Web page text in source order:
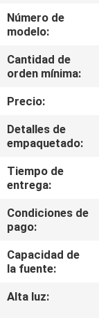
RECORRIDO
POR
FÁBRICA
CONTROL
DE
CALIDAD
PÓNGASE
EN
CONTACTO
Número de
modelo:
Cantidad de
orden mínima:
Precio:
Detalles de
empaquetado:
Tiempo de
entrega:
Condiciones de
pago:
Capacidad de
la fuente:
Alta luz: